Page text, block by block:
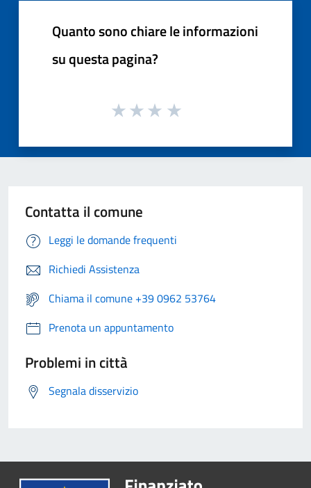
Quanto sono chiare le informazioni
su questa pagina?
Contatta il comune
Leggi le domande frequenti
Richiedi Assistenza
Chiama il comune +39 0962 53764
Prenota un appuntamento
Problemi in città
Segnala disservizio